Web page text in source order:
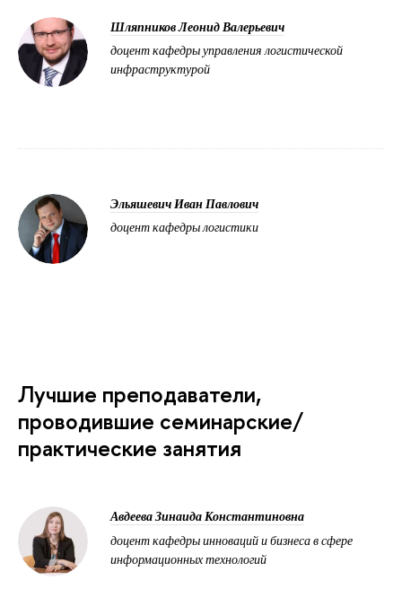
Шляпников Леонид Валерьевич
доцент кафедры управления логистической
инфраструктурой
Эльяшевич Иван Павлович
доцент кафедры логистики
Лучшие преподаватели,
проводившие семинарские/
практические занятия
Авдеева Зинаида Константиновна
доцент кафедры инноваций и бизнеса в сфере
информационных технологий